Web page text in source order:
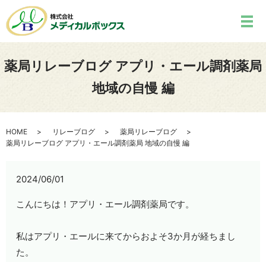
薬局リレーブログ アプリ・エール調剤薬局
地域の自慢 編
HOME リレーブログ
薬局リレーブログ
薬局リレーブログ アプリ・エール調剤薬局 地域の自慢 編
2024/06/01
こんにちは！アプリ・エール調剤薬局です。
私はアプリ・エールに来てからおよそ3か月が経ちまし
た。